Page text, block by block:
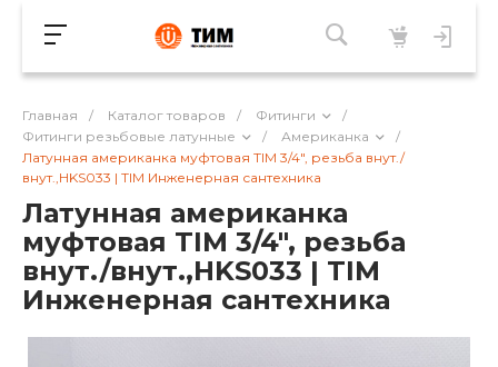
Главная / Каталог товаров / Фитинги
/
Фитинги резьбовые латунные
/ Американка
/
Латунная американка муфтовая TIM 3/4", резьба внут./
внут.,HKS033 | TIM Инженерная сантехника
Латунная американка
муфтовая TIM 3/4", резьба
внут./внут.,HKS033 | TIM
Инженерная сантехника